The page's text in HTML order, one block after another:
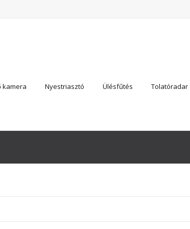
kamera Nyestriasztó Ülésfűtés Tolatóradar